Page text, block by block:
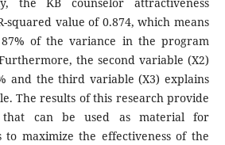
squared value of 0.874, which means
of the variance in the program
the second variable (X2)
and the third variable (X3) explains
The results of this research provide
that can be used as material for
to maximize the effectiveness of the